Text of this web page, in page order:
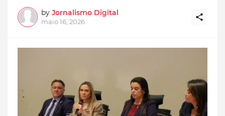
by Jornalismo Digital
maio 16, 2026